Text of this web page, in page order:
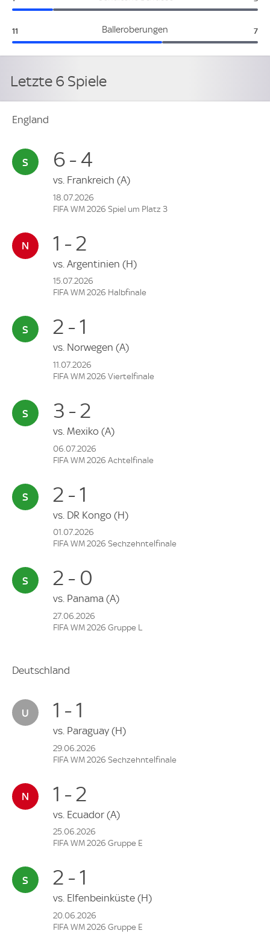
Balleroberungen
England:
11 7
Letzte 6 Spiele
England
6 - 4
vs. Frankreich (A)
18.07.2026
FIFA WM 2026 Spiel um Platz 3
1 - 2
vs. Argentinien (H)
15.07.2026
FIFA WM 2026 Halbfinale
2 - 1
vs. Norwegen (A)
11.07.2026
FIFA WM 2026 Viertelfinale
3 - 2
vs. Mexiko (A)
06.07.2026
FIFA WM 2026 Achtelfinale
2 - 1
vs. DR Kongo (H)
01.07.2026
FIFA WM 2026 Sechzehntelfinale
2 - 0
vs. Panama (A)
27.06.2026
FIFA WM 2026 Gruppe L
Deutschland
1 - 1
vs. Paraguay (H)
29.06.2026
FIFA WM 2026 Sechzehntelfinale
1 - 2
vs. Ecuador (A)
25.06.2026
FIFA WM 2026 Gruppe E
2 - 1
vs. Elfenbeinküste (H)
20.06.2026
FIFA WM 2026 Gruppe E